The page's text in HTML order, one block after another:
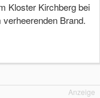
Kloster Kirchberg bei
Brand.
Anzeige